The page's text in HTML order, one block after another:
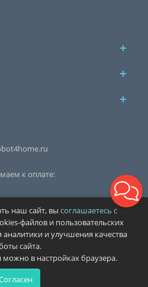
к оплате:
включая описание товаров и их
информационный характер и
офертой (ст. 437(2) ГК РФ).
товаров уточняйте у менеджеров.
менеджером.
наш сайт, вы соглашаетесь с
файлов и пользовательских
и улучшения качества
сайта.
можно в настройках браузера.